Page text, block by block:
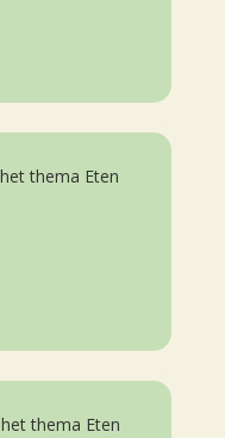
thema Eten
thema Eten